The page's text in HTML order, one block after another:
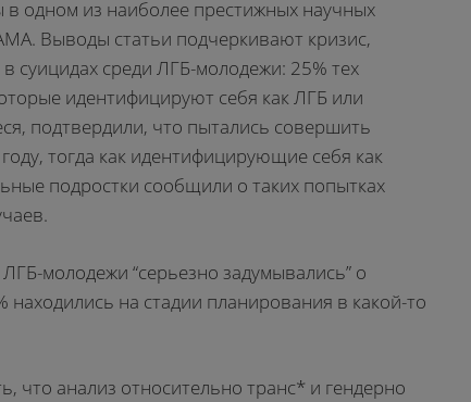
в одном из наиболее престижных научных
Выводы статьи подчеркивают кризис,
суицидах среди ЛГБ-молодежи: 25% тех
идентифицируют себя как ЛГБ или
подтвердили, что пытались совершить
тогда как идентифицирующие себя как
подростки сообщили о таких попытках
молодежи “серьезно задумывались” о
находились на стадии планирования в какой-то
что анализ относительно транс* и гендерно